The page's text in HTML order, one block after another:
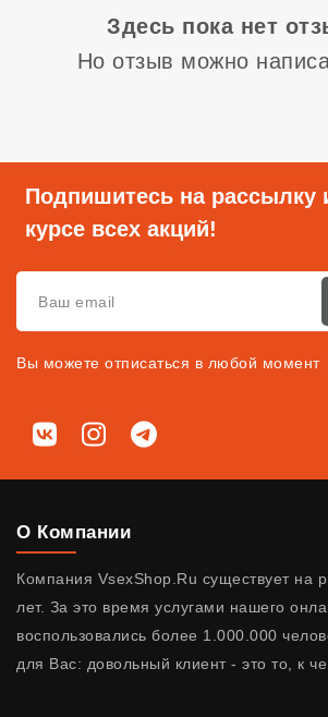
Здесь пока нет
Но отзыв можно
Подпишитесь на рассылку
курсе всех акций!
Вы можете отписаться в любой момент
Мы в соц. сетях
ВКонтактеInstagramTelegram
О Компании
Компания VsexShop.Ru существует на
лет. За это время услугами нашего
воспользовались более 1.000.000
для Вас: довольный клиент - это то, к